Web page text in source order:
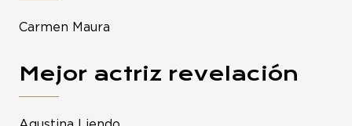
Carmen Maura
Mejor actriz revelación